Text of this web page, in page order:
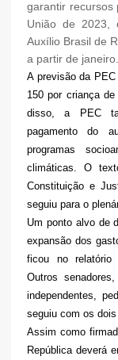
garantir recursos
União de 2023,
Auxílio Brasil de
a partir de janeiro.
A previsão da
150 por criança
disso, a PEC
pagamento do
programas
climáticas. O
Constituição e
seguiu para o
Um ponto alvo de
expansão dos
ficou no relatório
Outros
independentes,
seguiu com os
Assim como
República deverá